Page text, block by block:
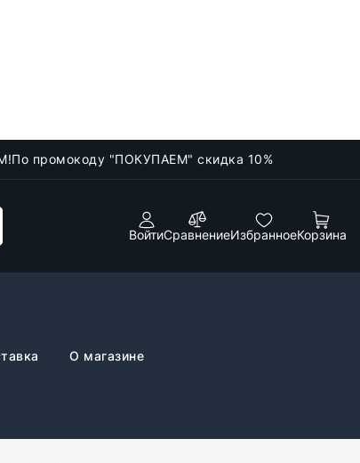
По промокоду "ПОКУПАЕМ" скидка 10%
ВойтиСравнениеИзбранноеКорзина
О магазине